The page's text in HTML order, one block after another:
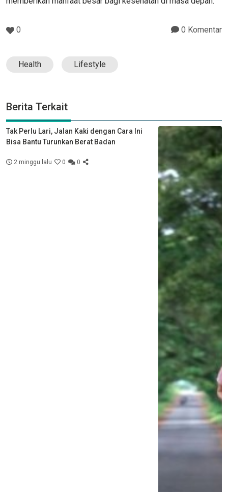
0 0 Komentar
Health Lifestyle
Berita Terkait
Tak Perlu Lari, Jalan Kaki dengan Cara Ini
Bisa Bantu Turunkan Berat Badan
2 minggu lalu 0 0